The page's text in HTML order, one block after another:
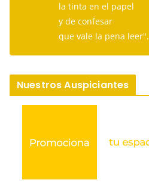
la tinta en el papel
y de confesar
que vale la pena leer".
Nuestros Auspiciantes